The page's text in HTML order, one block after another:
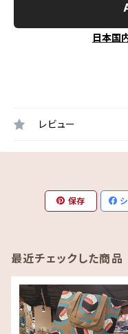
日本国
レビュー
保存
最近チェックした商品